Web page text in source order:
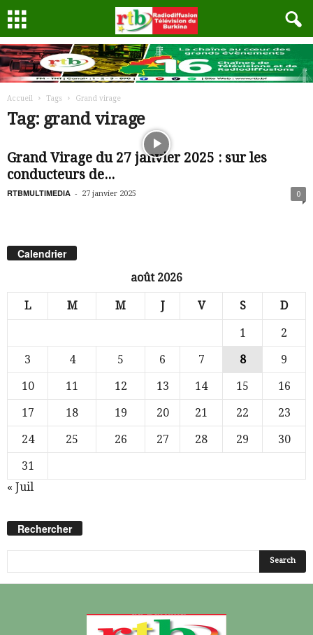
Accueil Tags Grand virage
Tag: grand virage
Grand Virage du 27 janvier 2025 : sur les
conducteurs de...
RTBMULTIMEDIA - 27 janvier 2025 0
Calendrier
août 2026
L M M J V S D
1
2
3
4 5 6 7 8
9
10
11 12 13 14 15
16
17
18 19 20 21 22
23
24
25 26 27 28 29
30
31
« Juil
Rechercher